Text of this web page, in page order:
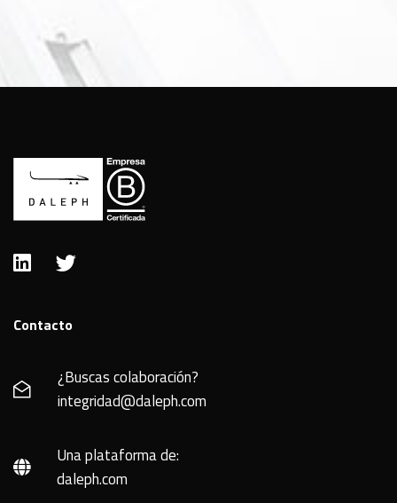
Contacto
¿Buscas colaboración?
integridad@daleph.com
Una plataforma de:
daleph.com